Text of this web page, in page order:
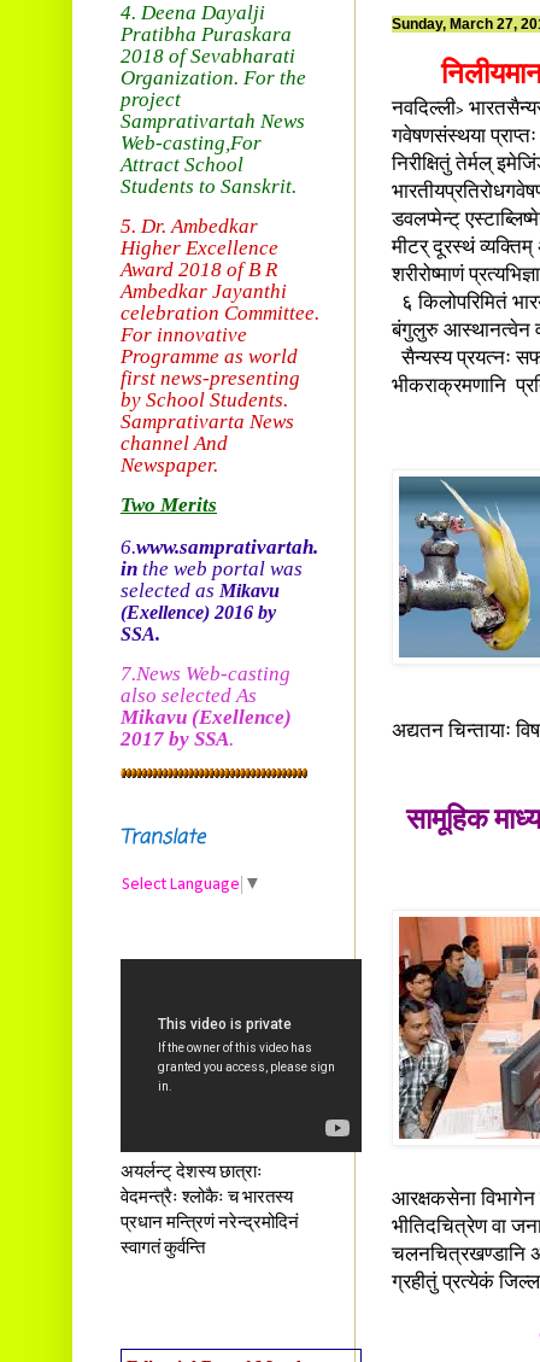
Sunday, March 27,
नवदिल्ली>
गवेषणसंस्थया
निरीक्षितुं तेर्मल्
डवलप्मेन्ट्
मीटर् दूरस्थं
शरीरोष्माणं
६ किलोपरिमितं
बंगुलुरु आस्थानत्वेन
सैन्यस्य प्रयत्नः
भीकराक्रमणानि
अद्यतन चिन्तायाः
सामूहिक
आरक्षकसेना विभागेन
भीतिदचित्रेण वा
चलनचित्रखण्डानि
ग्रहीतुं प्रत्येकं
4. Deena Dayalji
Pratibha Puraskara
2018 of Sevabharati
Organization. For the
project
Samprativartah News
Web-casting,For
Attract School
Students to Sanskrit.
5. Dr. Ambedkar
Higher Excellence
Award 2018 of B R
Ambedkar Jayanthi
celebration Committee.
For innovative
Programme as world
first news-presenting
by School Students.
Samprativarta News
channel And
Newspaper.
Two Merits
6.www.samprativartah.
in the web portal was
selected asMikavu
(Exellence)2016 by
SSA.
7.News Web-casting
also selected As
Mikavu (Exellence)
2017 by SSA.
Translate
Select Language ▼
अयर्लन्ट् देशस्य छात्राः
वेदमन्त्रैः श्लोकैः च भारतस्य
प्रधान मन्त्रिणं नरेन्द्रमोदिनं
स्वागतं कुर्वन्ति